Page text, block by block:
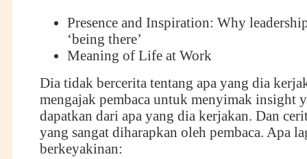
Presence and Inspiration: Why
‘being there’
Meaning of Life at Work
Dia tidak bercerita tentang apa yang dia
mengajak pembaca untuk menyimak insight
dapatkan dari apa yang dia kerjakan. Dan
yang sangat diharapkan oleh pembaca. Apa
berkeyakinan: